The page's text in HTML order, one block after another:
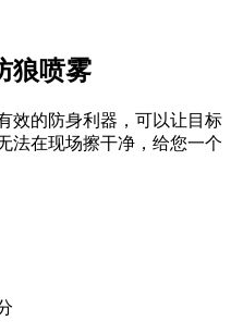
狼喷雾
效的防身利器，可以让目标
法在现场擦干净，给您一个